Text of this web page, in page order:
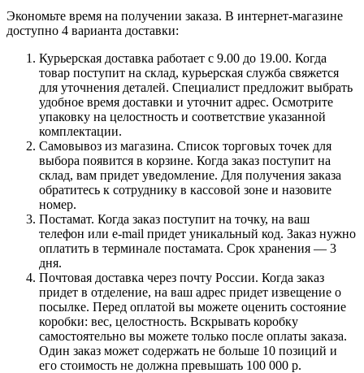
Экономьте время на получении заказа. В интернет-магазине
доступно 4 варианта доставки:
Курьерская доставка работает с 9.00 до 19.00. Когда
товар поступит на склад, курьерская служба свяжется
для уточнения деталей. Специалист предложит выбрать
удобное время доставки и уточнит адрес. Осмотрите
упаковку на целостность и соответствие указанной
комплектации.
Самовывоз из магазина. Список торговых точек для
выбора появится в корзине. Когда заказ поступит на
склад, вам придет уведомление. Для получения заказа
обратитесь к сотруднику в кассовой зоне и назовите
номер.
Постамат. Когда заказ поступит на точку, на ваш
телефон или e-mail придет уникальный код. Заказ нужно
оплатить в терминале постамата. Срок хранения — 3
дня.
Почтовая доставка через почту России. Когда заказ
придет в отделение, на ваш адрес придет извещение о
посылке. Перед оплатой вы можете оценить состояние
коробки: вес, целостность. Вскрывать коробку
самостоятельно вы можете только после оплаты заказа.
Один заказ может содержать не больше 10 позиций и
его стоимость не должна превышать 100 000 р.